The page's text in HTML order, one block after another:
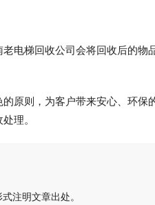
电梯回收公司会将回收后的物
原则，为客户带来安心、环保
理。
注明文章出处。